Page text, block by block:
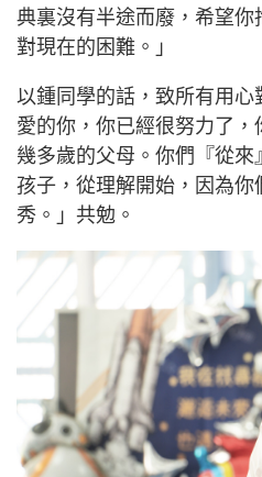
典裏沒有半途而廢，希望
對現在的困難。」
以鍾同學的話，致所有用
愛的你，你已經很努力了
幾多歲的父母。你們『從
孩子，從理解開始，因為
秀。」共勉。